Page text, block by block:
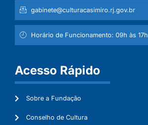
gabinete@culturacasimiro.rj.gov.br
Horário de Funcionamento: 09h às 17h
Acesso Rápido
Sobre a Fundação
Conselho de Cultura